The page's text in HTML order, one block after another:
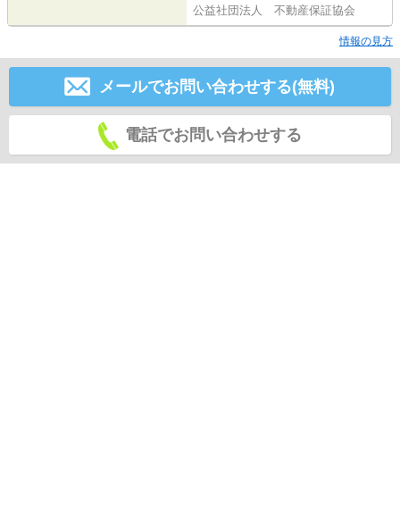
公益社団法人 不動産保証協会
情報の見方
メールでお問い合わせする(無料)
電話でお問い合わせする